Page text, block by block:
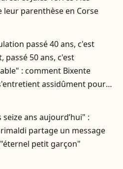
leur parenthèse en Corse
passé 40 ans, c'est
passé 50 ans, c'est
: comment Bixente
assidûment pour
à 56 ans ?
seize ans aujourd’hui" :
partage un message
petit garçon"